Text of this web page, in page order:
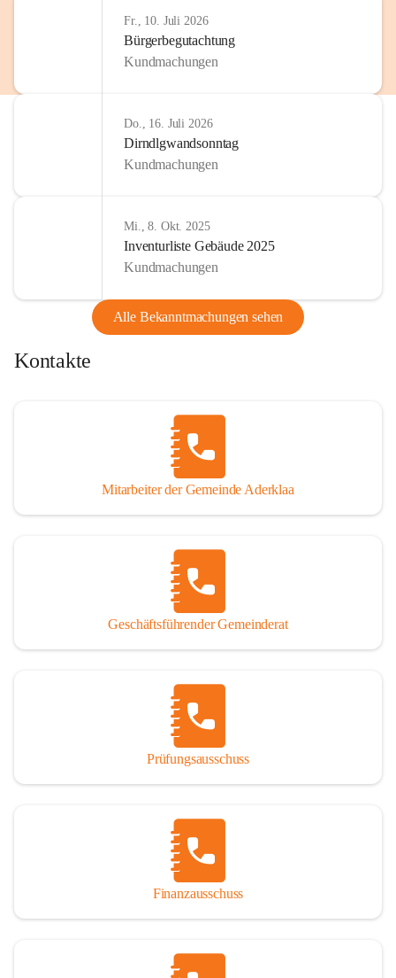
Fr., 10. Juli 2026
Bürgerbegutachtung
Kundmachungen
Do., 16. Juli 2026
Dirndlgwandsonntag
Kundmachungen
Mi., 8. Okt. 2025
Inventurliste Gebäude 2025
Kundmachungen
Alle Bekanntmachungen sehen
Kontakte
Mitarbeiter der Gemeinde Aderklaa
Geschäftsführender Gemeinderat
Prüfungsausschuss
Finanzausschuss